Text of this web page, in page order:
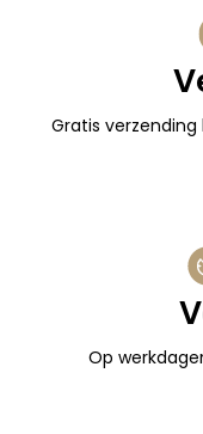
Gratis
Op